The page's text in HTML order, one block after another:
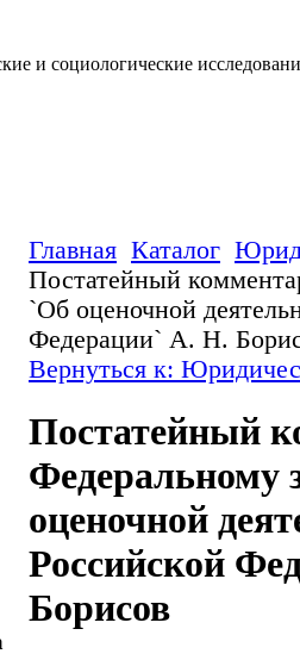
и социологические
Главная Каталог
Постатейный
`Об оценочной
Федерации` А. Н.
Вернуться к:
Постатейный
Федеральному
оценочной
Российской
Борисов